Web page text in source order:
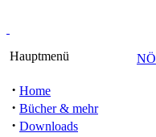
Hauptmenü
· Home
· Bücher & mehr
· Downloads
NÖ